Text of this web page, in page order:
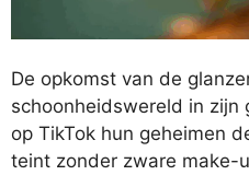
De opkomst van de
schoonheidswereld in zijn
op TikTok hun geheimen
teint zonder zware make-